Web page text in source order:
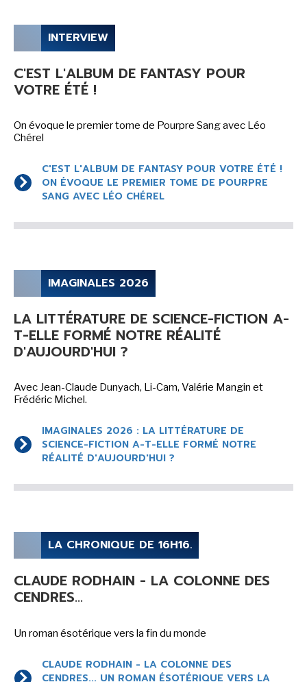
SÉRIE TV
ÉVÉNEMENTS
CONVENTION
SPECTACLE
EMISSION
AUTEURS & ARTISTES
EDITEURS & COLLECTIONS
LES PARUTIONS/SORTIES
NEWSLETTER
S'ABONNER
En indiquant votre adresse mail ci-dessus, vous consentez à recevoir des mails de la
part d'Actusf. Vous pouvez vous désinscrire à tout moment à travers les liens de
CONTACT
FORUM
EDITIONS ACTUSF
EMAGINAIRE
MES PREMIÈRES LECTURES
INTERVIEW
C'EST L'ALBUM DE FANTASY POUR
VOTRE ÉTÉ !
On évoque le premier tome de Pourpre Sang avec Léo
Chérel
C'EST L'ALBUM DE FANTASY POUR VOTRE ÉTÉ !
ON ÉVOQUE LE PREMIER TOME DE POURPRE
SANG AVEC LÉO CHÉREL
IMAGINALES 2026
LA LITTÉRATURE DE SCIENCE-FICTION A-
T-ELLE FORMÉ NOTRE RÉALITÉ
D'AUJOURD'HUI ?
Avec Jean-Claude Dunyach, Li-Cam, Valérie Mangin et
Frédéric Michel.
IMAGINALES 2026 : LA LITTÉRATURE DE
SCIENCE-FICTION A-T-ELLE FORMÉ NOTRE
RÉALITÉ D'AUJOURD'HUI ?
LA CHRONIQUE DE 16H16.
CLAUDE RODHAIN - LA COLONNE DES
CENDRES...
Un roman ésotérique vers la fin du monde
CLAUDE RODHAIN - LA COLONNE DES
CENDRES... UN ROMAN ÉSOTÉRIQUE VERS LA